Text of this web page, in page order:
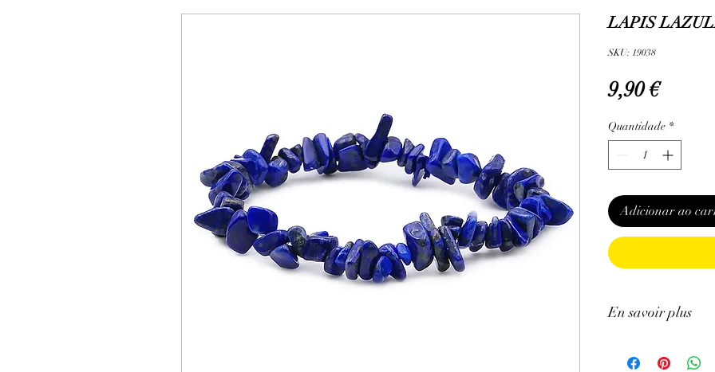
LAPIS
SKU: 19038
9,90 €Preço
Quantidade *
Adicionar ao
En savoir plus
n'exclut en aucun